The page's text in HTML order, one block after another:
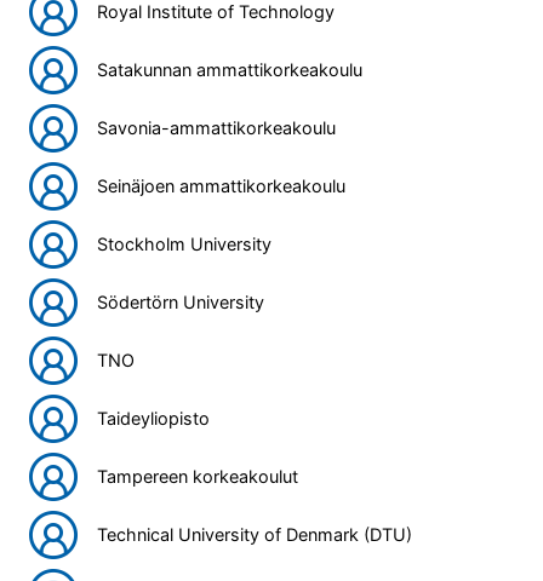
Royal Institute of Technology
Satakunnan ammattikorkeakoulu
Savonia-ammattikorkeakoulu
Seinäjoen ammattikorkeakoulu
Stockholm University
Södertörn University
TNO
Taideyliopisto
Tampereen korkeakoulut
Technical University of Denmark (DTU)